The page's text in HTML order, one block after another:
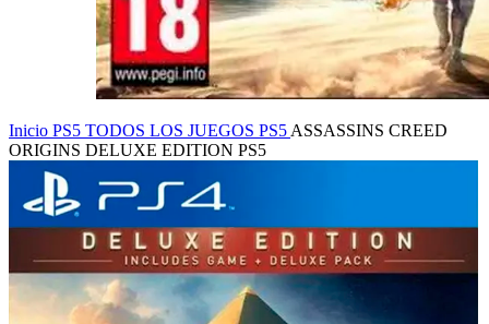
Inicio PS5 TODOS LOS JUEGOS PS5 ASSASSINS CREED
ORIGINS DELUXE EDITION PS5